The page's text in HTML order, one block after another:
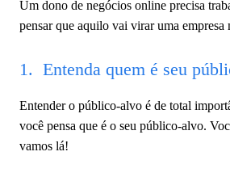
Um dono de negócios online precisa
pensar que aquilo vai virar uma
1. Entenda quem é seu
Entender o público-alvo é de total
você pensa que é o seu público-alvo.
vamos lá!